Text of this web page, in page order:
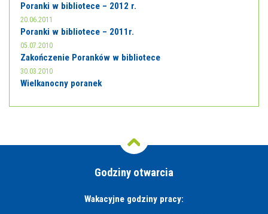
Poranki w bibliotece – 2012 r.
20.06.2011
Poranki w bibliotece – 2011r.
05.07.2010
Zakończenie Poranków w bibliotece
30.03.2010
Wielkanocny poranek
Godziny otwarcia
Wakacyjne godziny pracy: